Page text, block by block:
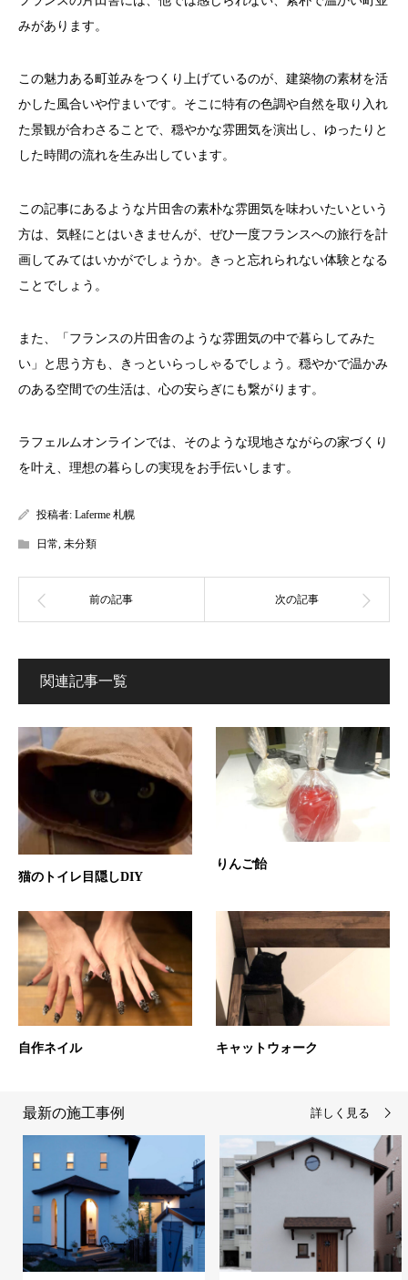
みがあります。
この魅力ある町並みをつくり上げているのが、建築物の素材を活
かした風合いや佇まいです。そこに特有の色調や自然を取り入れ
た景観が合わさることで、穏やかな雰囲気を演出し、ゆったりと
した時間の流れを生み出しています。
この記事にあるような片田舎の素朴な雰囲気を味わいたいという
方は、気軽にとはいきませんが、ぜひ一度フランスへの旅行を計
画してみてはいかがでしょうか。きっと忘れられない体験となる
ことでしょう。
また、「フランスの片田舎のような雰囲気の中で暮らしてみた
い」と思う方も、きっといらっしゃるでしょう。穏やかで温かみ
のある空間での生活は、心の安らぎにも繋がります。
ラフェルムオンラインでは、そのような現地さながらの家づくり
を叶え、理想の暮らしの実現をお手伝いします。
投稿者: Laferme 札幌
日常 未分類
関連記事一覧
猫のトイレ目隠しDIY
りんご飴
自作ネイル キャットウォーク
最新の施工事例 詳しく見る